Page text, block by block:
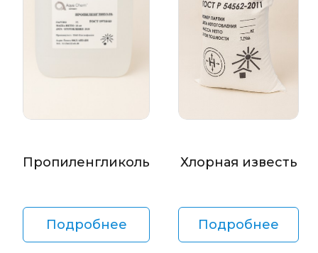
Пропиленгликоль
Подробнее
Хлорная известь
Подробнее